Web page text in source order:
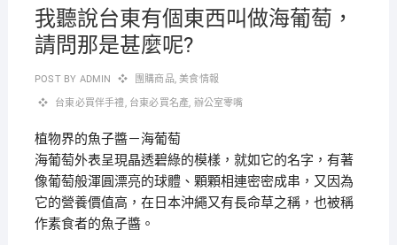
我聽說台東有個東西叫做海葡萄，
請問那是甚麼呢?
POST BY ADMIN 團購商品,美食情報
台東必買伴手禮, 台東必買名產, 辦公室零嘴
植物界的魚子醬－海葡萄
海葡萄外表呈現晶透碧綠的模樣，就如它的名字，有著
像葡萄般渾圓漂亮的球體、顆顆相連密密成串，又因為
它的營養價值高，在日本沖繩又有長命草之稱，也被稱
作素食者的魚子醬。